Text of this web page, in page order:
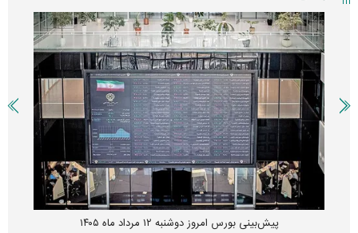
پیش‌بینی بورس امروز دوشنبه ۱۲ مرداد ماه ۱۴۰۵